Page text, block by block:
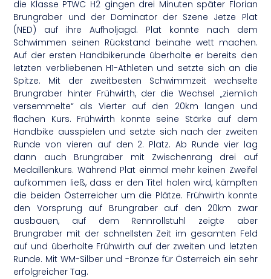
die Klasse PTWC H2 gingen drei Minuten später Florian
Brungraber und der Dominator der Szene Jetze Plat
(NED) auf ihre Aufholjagd. Plat konnte nach dem
Schwimmen seinen Rückstand beinahe wett machen.
Auf der ersten Handbikerunde überholte er bereits den
letzten verbliebenen H1-Athleten und setzte sich an die
Spitze. Mit der zweitbesten Schwimmzeit wechselte
Brungraber hinter Frühwirth, der die Wechsel „ziemlich
versemmelte“ als Vierter auf den 20km langen und
flachen Kurs. Frühwirth konnte seine Stärke auf dem
Handbike ausspielen und setzte sich nach der zweiten
Runde von vieren auf den 2. Platz. Ab Runde vier lag
dann auch Brungraber mit Zwischenrang drei auf
Medaillenkurs. Während Plat einmal mehr keinen Zweifel
aufkommen ließ, dass er den Titel holen wird, kämpften
die beiden Österreicher um die Plätze. Frühwirth konnte
den Vorsprung auf Brungraber auf den 20km zwar
ausbauen, auf dem Rennrollstuhl zeigte aber
Brungraber mit der schnellsten Zeit im gesamten Feld
auf und überholte Frühwirth auf der zweiten und letzten
Runde. Mit WM-Silber und -Bronze für Österreich ein sehr
erfolgreicher Tag.